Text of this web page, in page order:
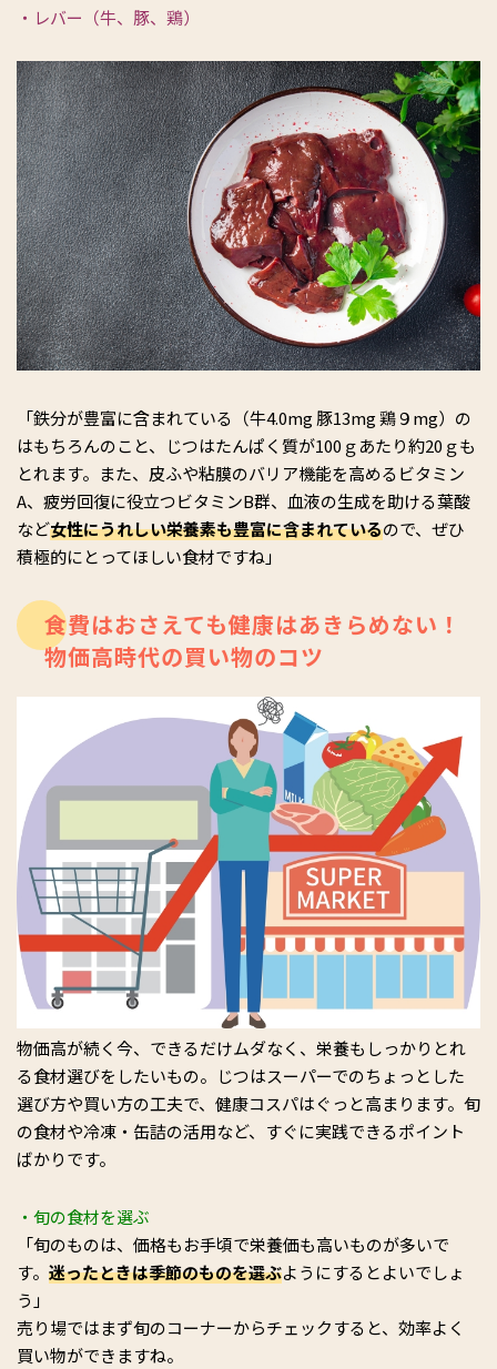
・レバー（牛、豚、鶏）
「鉄分が豊富に含まれている（牛4.0mg 豚13mg 鶏９mg）の
はもちろんのこと、じつはたんぱく質が100ｇあたり約20ｇも
とれます。また、皮ふや粘膜のバリア機能を高めるビタミン
A、疲労回復に役立つビタミンB群、血液の生成を助ける葉酸
など女性にうれしい栄養素も豊富に含まれているので、ぜひ
積極的にとってほしい食材ですね」
食費はおさえても健康はあきらめない！
物価高時代の買い物のコツ
物価高が続く今、できるだけムダなく、栄養もしっかりとれ
る食材選びをしたいもの。じつはスーパーでのちょっとした
選び方や買い方の工夫で、健康コスパはぐっと高まります。旬
の食材や冷凍・缶詰の活用など、すぐに実践できるポイント
ばかりです。
・旬の食材を選ぶ
「旬のものは、価格もお手頃で栄養価も高いものが多いで
す。 迷ったときは季節のものを選ぶようにするとよいでしょ
う」
売り場ではまず旬のコーナーからチェックすると、効率よく
買い物ができますね。